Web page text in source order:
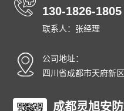
130-1826-
联系人：张经理
公司地址：
四川省成都市天府新
成都灵旭安